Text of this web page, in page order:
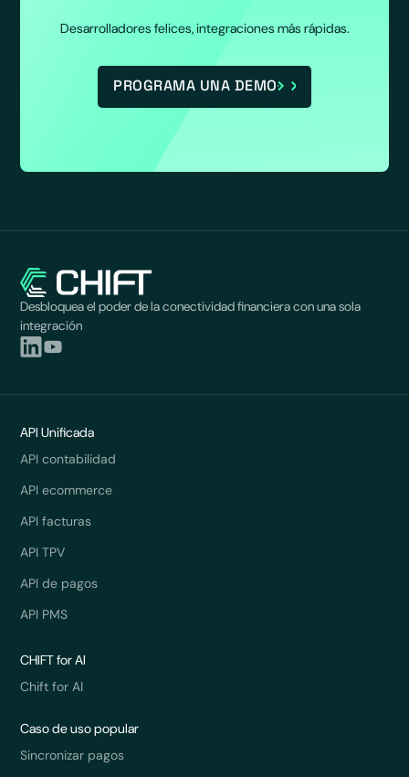
Desarrolladores felices, integraciones más rápidas.
PROGRAMA UNA DEMO
Desbloquea el poder de la conectividad financiera con una sola
integración
API Unificada
API contabilidad
API ecommerce
API facturas
API TPV
API de pagos
API PMS
CHIFT for AI
Chift for AI
Caso de uso popular
Sincronizar pagos